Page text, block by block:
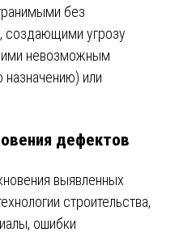
без
создающими угрозу
невозможным
назначению) или
дефектов
выявленных
строительства,
ошибки